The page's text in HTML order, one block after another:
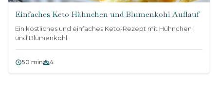
Einfaches Keto Hähnchen und Blumenkohl Auflauf
Ein köstliches und einfaches Keto-Rezept mit Hühnchen
und Blumenkohl.
50 min 4